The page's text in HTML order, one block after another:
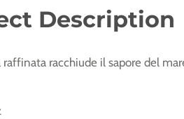
Description
racchiude il sapore del